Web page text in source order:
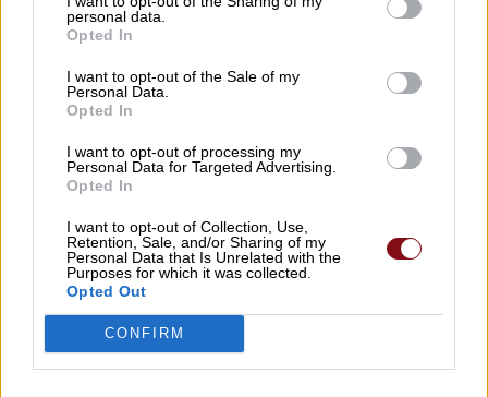
personal data.
Opted In
I want to opt-out of the Sale of my
Personal Data.
Opted In
I want to opt-out of processing my
Personal Data for Targeted Advertising.
Opted In
I want to opt-out of Collection, Use,
Retention, Sale, and/or Sharing of my
Personal Data that Is Unrelated with the
Purposes for which it was collected.
Opted Out
CONFIRM
ΕΛΛΑΔΑ ΥΓΕΙΑ
ΚΡΥΒΟΜΑΣΤΕ ΓΙΑ ΠΑΝΤΑ ΑΠΟ ΤΟΝ
ΚΟΡΩΝΟΪΟ
21/04/2020 , 7:57